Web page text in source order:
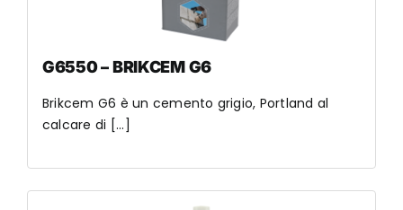
G6550 – BRIKCEM G6
Brikcem G6 è un cemento grigio, Portland al
calcare di [...]